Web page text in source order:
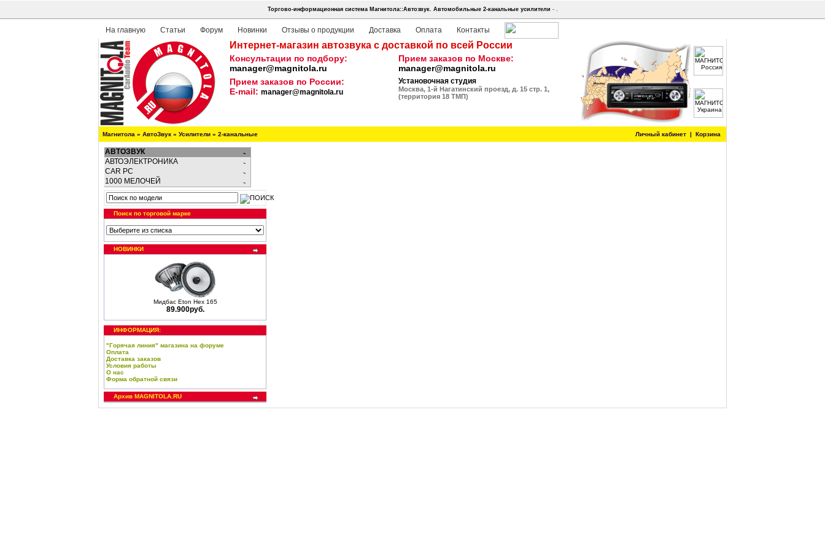
Торгово-информационная система Магнитола::Автозвук. Автомобильные 2-канальные усилители - .
На главную Статьи Форум Новинки Отзывы о продукции Доставка Оплата Контакты
Интернет-магазин автозвука с доставкой по всей России
Консультации по подбору:
manager@magnitola.ru
Прием заказов по Москве:
manager@magnitola.ru
Прием заказов по России:
E-mail: manager@magnitola.ru
Установочная студия
Москва, 1-й Нагатинский проезд, д. 15 стр. 1,
(территория 18 ТМП)
Магнитола » АвтоЗвук » Усилители » 2-канальные Личный кабинет | Корзина
АВТОЗВУК
АВТОЭЛЕКТРОНИКА
CAR PC
1000 МЕЛОЧЕЙ
Поиск по торговой марке
НОВИНКИ
Мидбас Eton Hex 165
89.900руб.
ИНФОРМАЦИЯ:
"Горячая линия" магазина на форуме
Оплата
Доставка заказов
Условия работы
О нас
Форма обратной связи
Архив MAGNITOLA.RU